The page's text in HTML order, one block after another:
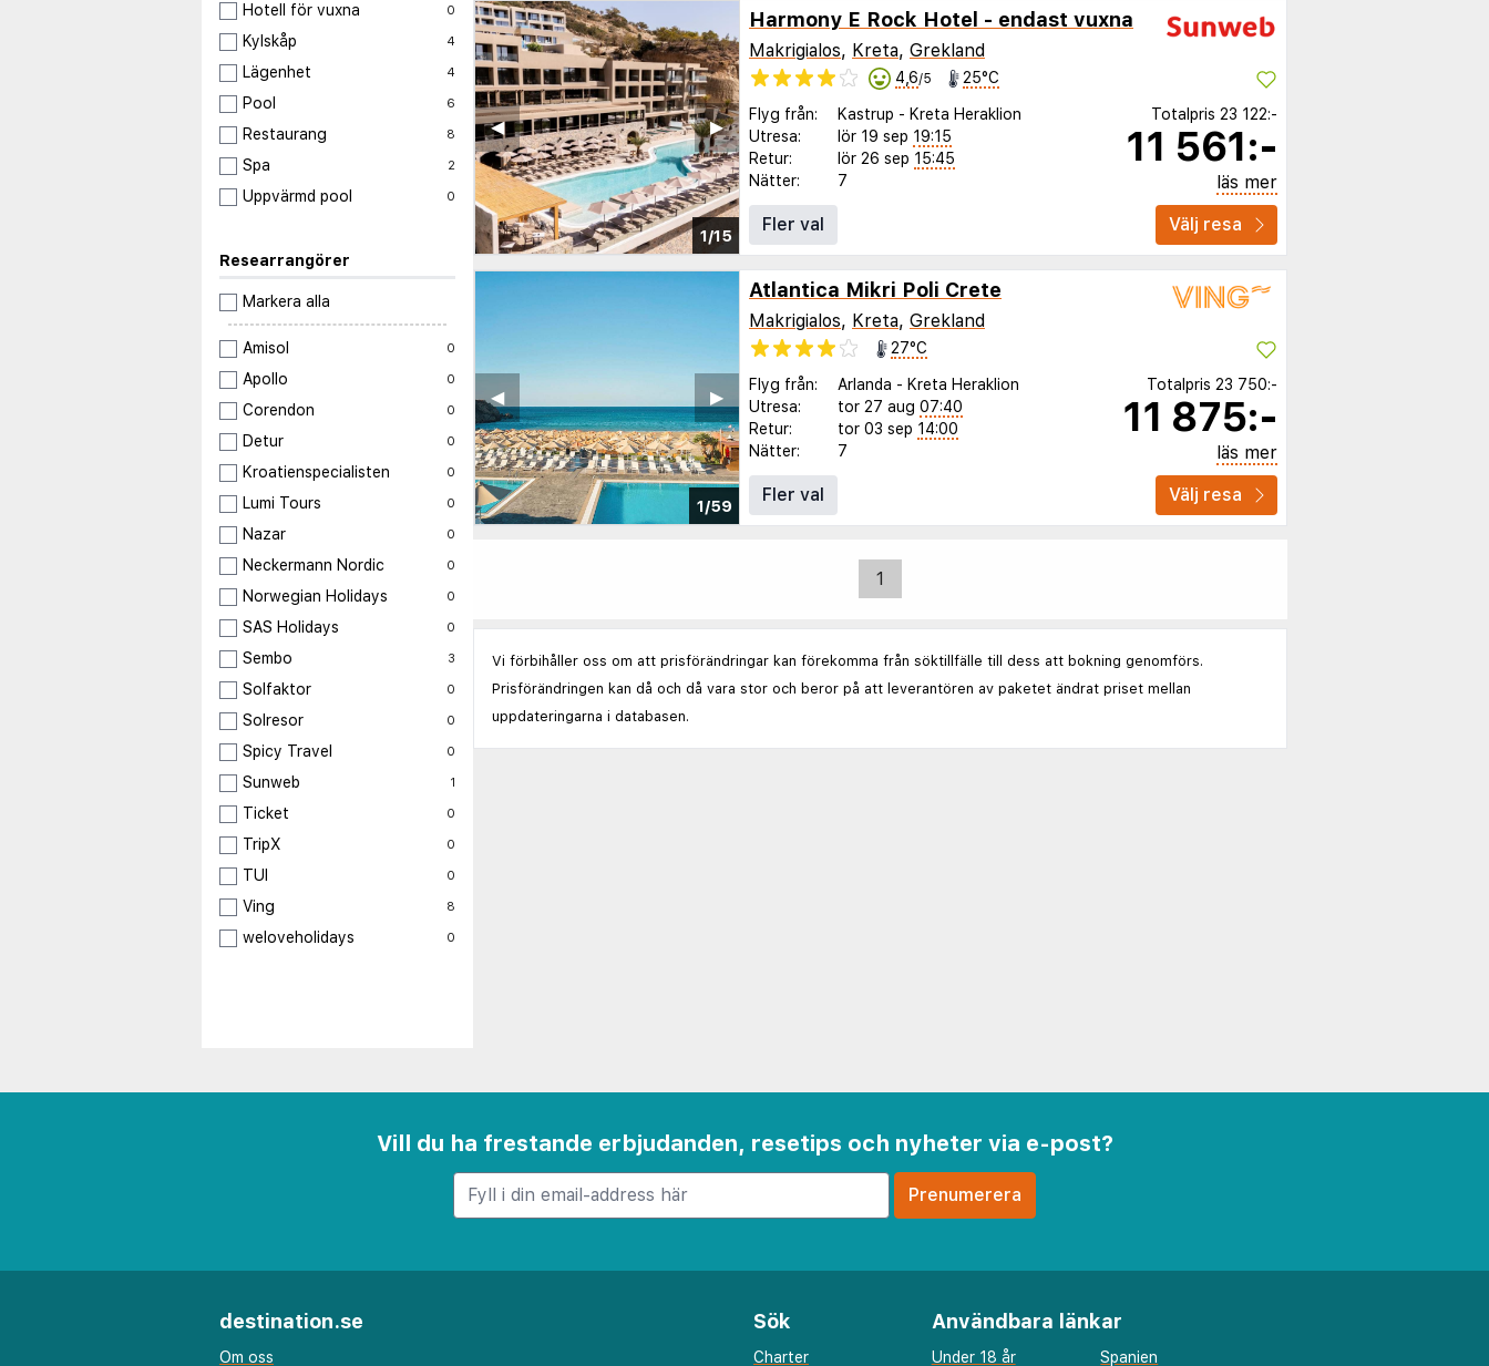
Hotell för vuxna 0
Kylskåp 4
Lägenhet 4
Pool 6
Restaurang 8
Spa 2
Uppvärmd pool 0
Researrangörer
Markera alla
Amisol 0
Apollo 0
Corendon 0
Detur 0
Kroatienspecialisten 0
Lumi Tours 0
Nazar 0
Neckermann Nordic 0
Norwegian Holidays 0
SAS Holidays 0
Sembo 3
Solfaktor 0
Solresor 0
Spicy Travel 0
Sunweb 1
Ticket 0
TripX 0
TUI 0
Ving 8
weloveholidays 0
1/15
▶︎
◀︎
Harmony E Rock Hotel - endast vuxna
Makrigialos, Kreta, Grekland
4,6/5 25°C
Flyg från: Kastrup - Kreta Heraklion
Utresa:
lör 19 sep 19:15
Retur:
lör 26 sep 15:45
Nätter:
7
Totalpris 23 122:-
11 561:-
läs mer
Fler val
Välj resa
1/59
▶︎
◀︎
Atlantica Mikri Poli Crete
Makrigialos, Kreta, Grekland
27°C
Flyg från: Arlanda - Kreta Heraklion
Utresa:
tor 27 aug 07:40
Retur:
tor 03 sep 14:00
Nätter:
7
Totalpris 23 750:-
11 875:-
läs mer
Fler val
Välj resa
1
Vi förbihåller oss om att prisförändringar kan förekomma från söktillfälle till dess att bokning genomförs.
Prisförändringen kan då och då vara stor och beror på att leverantören av paketet ändrat priset mellan
uppdateringarna i databasen.
Vill du ha frestande erbjudanden, resetips och nyheter via e-post?
destination.se
Om oss
Sök
Charter
Användbara länkar
Under 18 år Spanien